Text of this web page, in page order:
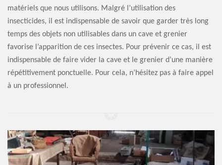
matériels que nous utilisons. Malgré l’utilisation des
insecticides, il est indispensable de savoir que garder très long
temps des objets non utilisables dans un cave et grenier
favorise l’apparition de ces insectes. Pour prévenir ce cas, il est
indispensable de faire vider la cave et le grenier d’une manière
répétitivement ponctuelle. Pour cela, n’hésitez pas à faire appel
à un professionnel.